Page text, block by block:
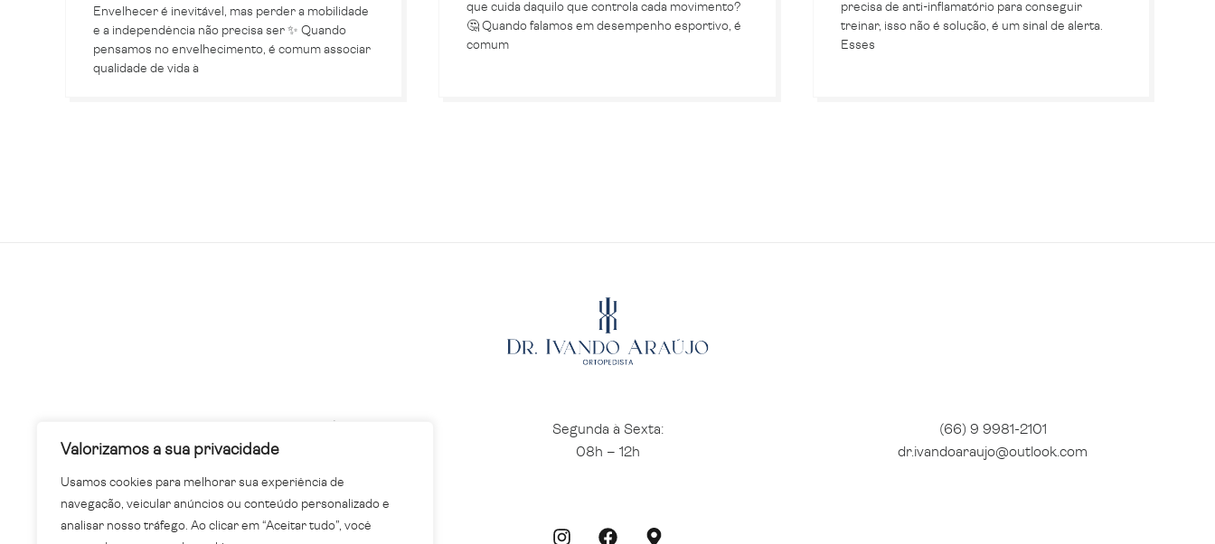
Valorizamos a sua privacidade
Usamos cookies para melhorar sua experiência de
navegação, veicular anúncios ou conteúdo personalizado e
analisar nosso tráfego. Ao clicar em “Aceitar tudo”, você
Envelhecer é inevitável, mas perder a mobilidade
e a independência não precisa ser ✨ Quando
pensamos no envelhecimento, é comum associar
qualidade de vida à
que cuida daquilo que controla cada movimento?
🤔 Quando falamos em desempenho esportivo, é
comum
precisa de anti-inflamatório para conseguir
treinar, isso não é solução, é um sinal de alerta.
Esses
Primavera do Leste – MT, 78850-000
Segunda à Sexta:
08h – 12h
(66) 9 9981-2101
dr.ivandoaraujo@outlook.com​